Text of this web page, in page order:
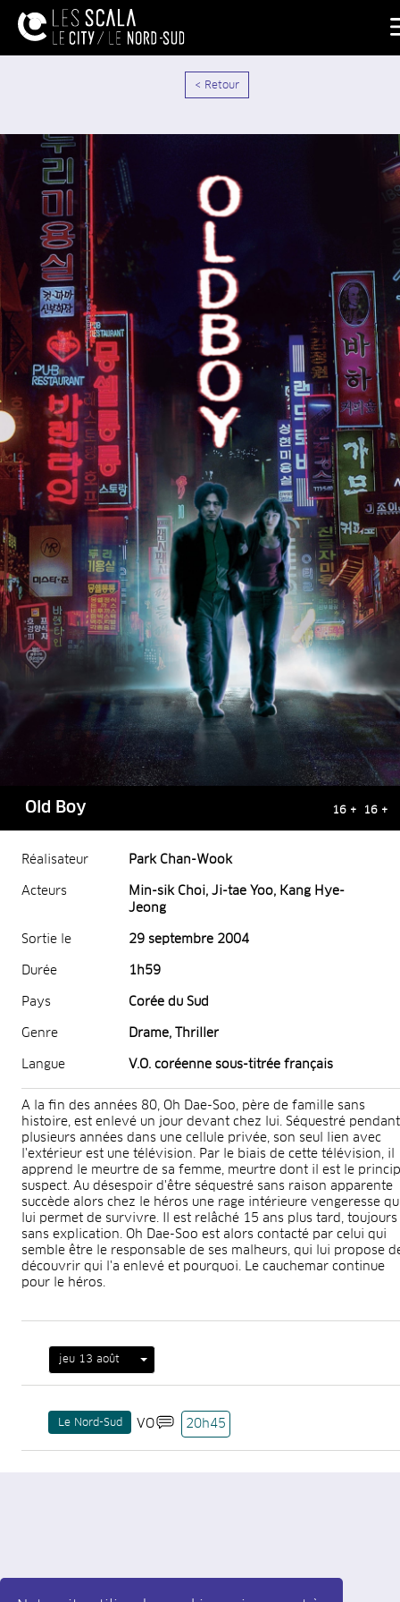
< Retour
Old Boy 16 + 16 +
Réalisateur Park Chan-Wook
Acteurs
Min-sik Choi, Ji-tae Yoo, Kang Hye-
Jeong
Sortie le 29 septembre 2004
Durée 1h59
Pays Corée du Sud
Genre Drame, Thriller
Langue V.O. coréenne sous-titrée français
A la fin des années 80, Oh Dae-Soo, père de famille sans
histoire, est enlevé un jour devant chez lui. Séquestré pendant
plusieurs années dans une cellule privée, son seul lien avec
l'extérieur est une télévision. Par le biais de cette télévision, il
apprend le meurtre de sa femme, meurtre dont il est le
suspect. Au désespoir d'être séquestré sans raison apparente
succède alors chez le héros une rage intérieure vengeresse
lui permet de survivre. Il est relâché 15 ans plus tard, toujours
sans explication. Oh Dae-Soo est alors contacté par celui qui
semble être le responsable de ses malheurs, qui lui propose
découvrir qui l'a enlevé et pourquoi. Le cauchemar continue
pour le héros.
jeu 13 août
Le Nord-Sud VO 20h45